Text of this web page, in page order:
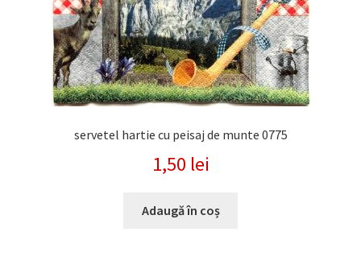
servetel hartie cu peisaj de munte 0775
1,50 lei
Adaugă în coș